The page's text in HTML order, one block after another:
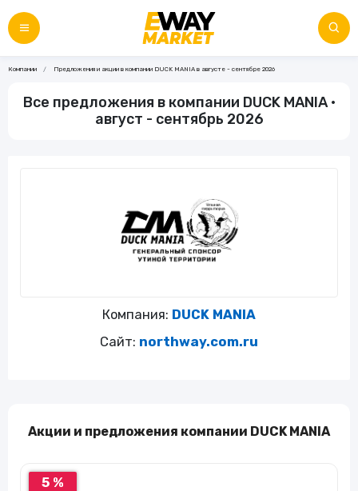
Компании Предложения и акции в компании DUCK MANIA в августе - сентябре 2026
Все предложения в компании DUCK MANIA •
август - сентябрь 2026
Компания: DUCK MANIA
Сайт: northway.com.ru
Акции и предложения компании DUCK MANIA
5 %